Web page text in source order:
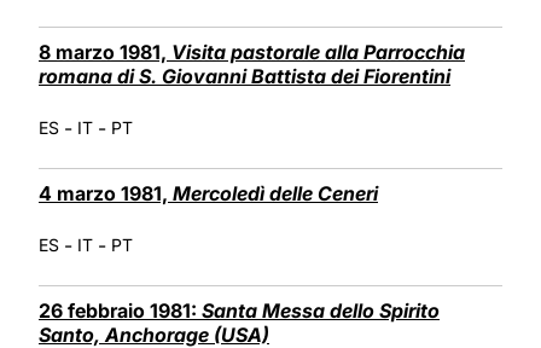
8 marzo 1981, Visita pastorale alla Parrocchia
romana di S. Giovanni Battista dei Fiorentini
ES - IT - PT
4 marzo 1981, Mercoledì delle Ceneri
ES - IT - PT
26 febbraio 1981: Santa Messa dello Spirito
Santo, Anchorage (USA)